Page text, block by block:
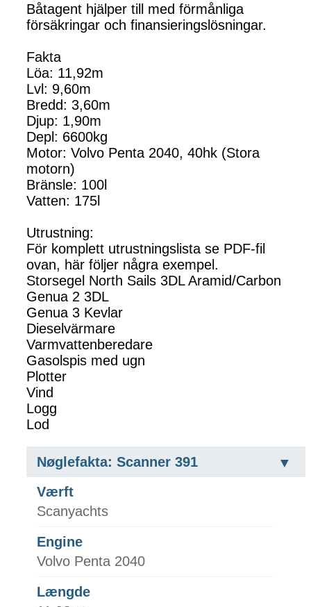
Båtagent hjälper till med förmånliga
försäkringar och finansieringslösningar.
Fakta
Löa: 11,92m
Lvl: 9,60m
Bredd: 3,60m
Djup: 1,90m
Depl: 6600kg
Motor: Volvo Penta 2040, 40hk (Stora
motorn)
Bränsle: 100l
Vatten: 175l
Utrustning:
För komplett utrustningslista se PDF-fil
ovan, här följer några exempel.
Storsegel North Sails 3DL Aramid/Carbon
Genua 2 3DL
Genua 3 Kevlar
Dieselvärmare
Varmvattenberedare
Gasolspis med ugn
Plotter
Vind
Logg
Lod
Nøglefakta: Scanner 391
Værft
Scanyachts
Engine
Volvo Penta 2040
Længde